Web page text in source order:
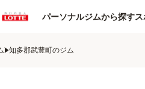
パーソナルジムから探す
知多郡武豊町のジム